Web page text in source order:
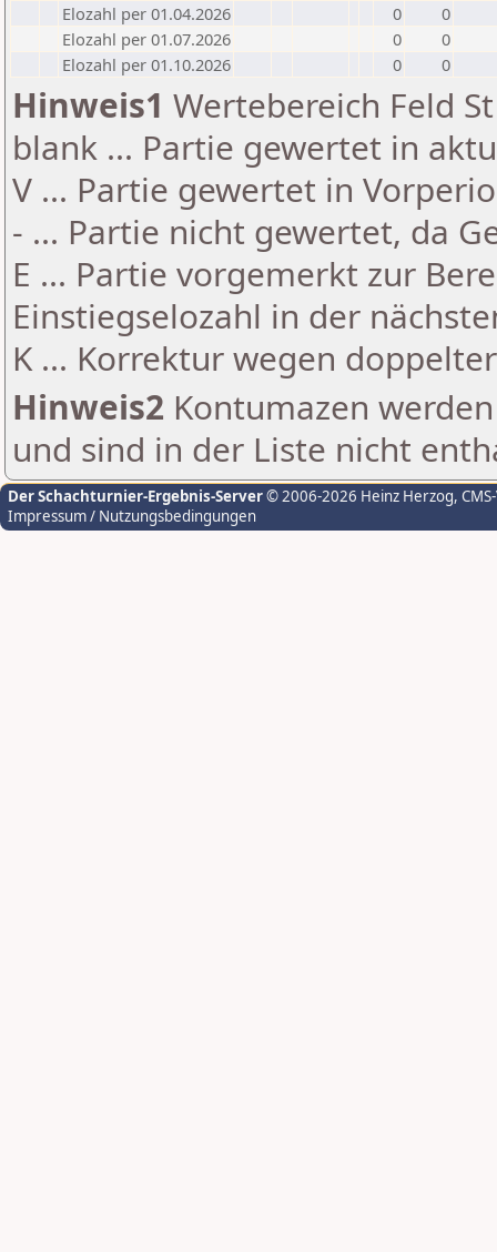
Elozahl per 01.04.2026
0
0
Elozahl per 01.07.2026
0
0
Elozahl per 01.10.2026
0 0
Hinweis1 Wertebereich Feld
blank ... Partie gewertet in
V ... Partie gewertet in
- ... Partie nicht gewertet, da
E ... Partie vorgemerkt zur
Einstiegselozahl in der
K ... Korrektur wegen
Hinweis2 Kontumazen
und sind in der Liste nicht
Der Schachturnier-Ergebnis-Server© 2006-2026 Heinz Herzog,
Impressum / Nutzungsbedingungen